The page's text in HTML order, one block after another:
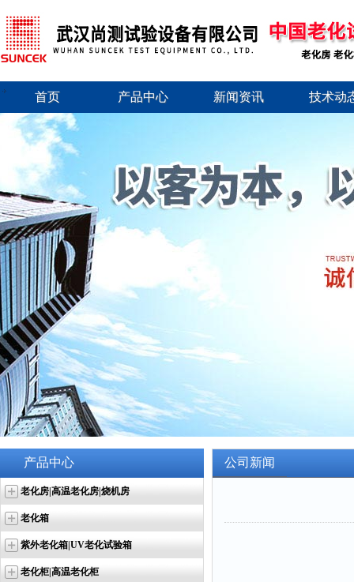
首页 产品中心 新闻资讯 技术动
产品中心
老化房|高温老化房|烧机房
老化箱
紫外老化箱|UV老化试验箱
老化柜|高温老化柜
公司新闻